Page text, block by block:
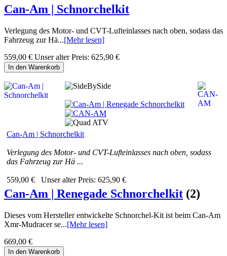
Can-Am | Schnorchelkit
Verlegung des Motor- und CVT-Lufteinlasses nach oben, sodass das
Fahrzeug zur Hä...[Mehr lesen]
559,00 € Unser alter Preis: 625,90 €
In den Warenkorb
Can-Am | Schnorchelkit
Verlegung des Motor- und CVT-Lufteinlasses nach oben, sodass
das Fahrzeug zur Hä ...
559,00 € Unser alter Preis: 625,90 €
Can-Am | Renegade Schnorchelkit (2)
Dieses vom Hersteller entwickelte Schnorchel-Kit ist beim Can-Am
Xmr-Mudracer se...[Mehr lesen]
669,00 €
In den Warenkorb